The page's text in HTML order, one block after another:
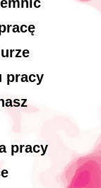
pracy
pracy